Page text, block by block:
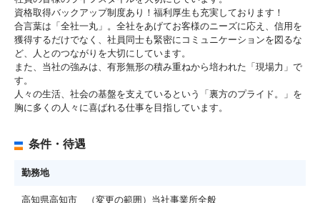
資格取得バックアップ制度あり！福利厚生も充実しております！
合言葉は「全社一丸」。全社をあげてお客様のニーズに応え、信用を
獲得するだけでなく、社員同士も緊密にコミュニケーションを図るな
ど、人とのつながりを大切にしています。
また、当社の強みは、有形無形の積み重ねから培われた「現場力」で
す。
人々の生活、社会の基盤を支えているという「裏方のプライド。」を
胸に多くの人々に喜ばれる仕事を目指しています。
条件・待遇
勤務地
高知県高知市 （変更の範囲）当社事業所全般